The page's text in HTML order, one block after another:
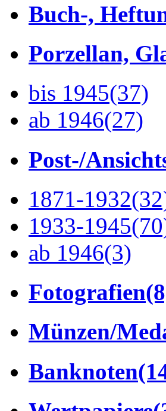
Buch-,
Porzellan,
bis 1945(37)
ab 1946(27)
Post-/
1871-1932
1933-1945
ab 1946(3)
Fotografien
Münzen/
Banknoten